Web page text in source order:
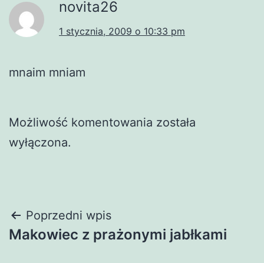
novita26
1 stycznia, 2009 o 10:33 pm
mnaim mniam
Możliwość komentowania została
wyłączona.
Nawigacja
wpisu
Poprzedni wpis
Makowiec z prażonymi jabłkami